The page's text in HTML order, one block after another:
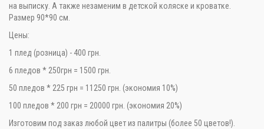
на выписку. А также незаменим в детской коляске и кроватке.
Размер 90*90 см.
Цены:
1 плед (розница) - 400 грн.
6 пледов * 250грн = 1500 грн.
50 пледов * 225 грн = 11250 грн. (экономия 10%)
100 пледов * 200 грн = 20000 грн. (экономия 20%)
Изготовим под заказ любой цвет из палитры (более 50 цветов!).